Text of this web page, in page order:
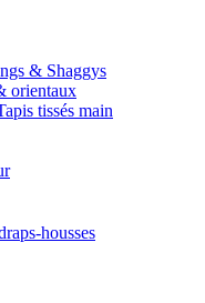
& Shaggys
orientaux
tissés main
housses